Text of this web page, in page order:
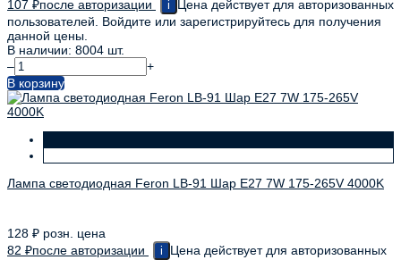
107 ₽после авторизации i
Цена действует для авторизованных
пользователей. Войдите или зарегистрируйтесь для получения
данной цены.
В наличии: 8004 шт.
–
+
В корзину
Лампа светодиодная Feron LB-91 Шар E27 7W 175-265V 4000K
128 ₽ розн. цена
82 ₽после авторизации i
Цена действует для авторизованных